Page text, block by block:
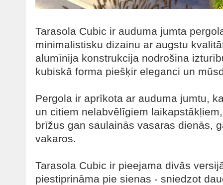
Tarasola Cubic ir auduma jumta
minimalistisku dizainu ar augstu
alumīnija konstrukcija nodrošina
kubiskā forma piešķir eleganci un
Pergola ir aprīkota ar auduma jumtu,
un citiem nelabvēlīgiem
brīžus gan saulainās vasaras dienās,
vakaros.
Tarasola Cubic ir pieejama divās
piestiprināma pie sienas - sniedzot